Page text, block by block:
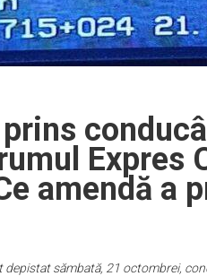
Expres
amendă a
depistat sămbată, 21 octombrei,